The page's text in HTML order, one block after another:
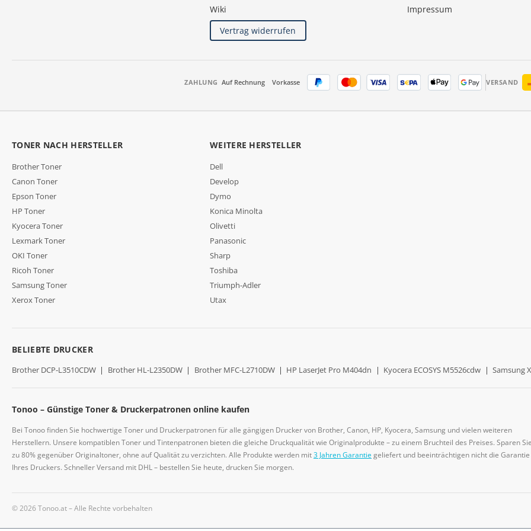
Wiki
Vertrag widerrufen
Impressum
ZAHLUNG Auf Rechnung Vorkasse VERSAND
TONER NACH HERSTELLER
Brother Toner
Canon Toner
Epson Toner
HP Toner
Kyocera Toner
Lexmark Toner
OKI Toner
Ricoh Toner
Samsung Toner
Xerox Toner
WEITERE HERSTELLER
Dell
Develop
Dymo
Konica Minolta
Olivetti
Panasonic
Sharp
Toshiba
Triumph-Adler
Utax
BELIEBTE DRUCKER
Brother DCP-L3510CDW | Brother HL-L2350DW | Brother MFC-L2710DW | HP LaserJet Pro M404dn | Kyocera ECOSYS M5526cdw | Samsung
Tonoo – Günstige Toner & Druckerpatronen online kaufen
Bei Tonoo finden Sie hochwertige Toner und Druckerpatronen für alle gängigen Drucker von Brother, Canon, HP, Kyocera, Samsung und vielen weiteren
Herstellern. Unsere kompatiblen Toner und Tintenpatronen bieten die gleiche Druckqualität wie Originalprodukte – zu einem Bruchteil des Preises. Sparen
zu 80% gegenüber Originaltoner, ohne auf Qualität zu verzichten. Alle Produkte werden mit3 Jahren Garantiegeliefert und beeinträchtigen nicht die Garantie
Ihres Druckers. Schneller Versand mit DHL – bestellen Sie heute, drucken Sie morgen.
© 2026 Tonoo.at – Alle Rechte vorbehalten